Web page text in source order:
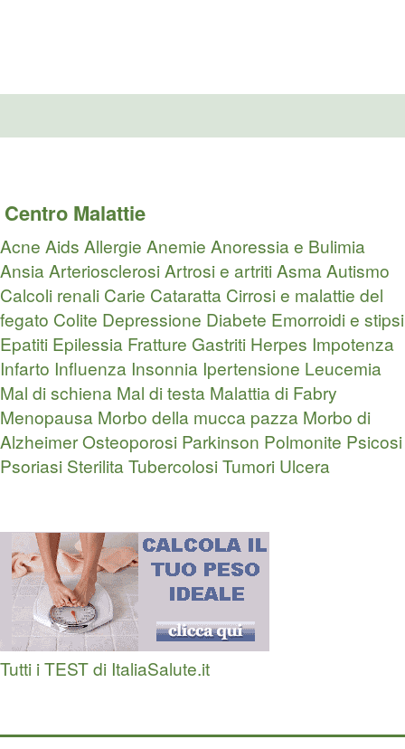
Centro Malattie
Acne Aids Allergie Anemie Anoressia e Bulimia
AnsiaArteriosclerosiArtrosi e artritiAsmaAutismo
Calcoli renali Carie Cataratta Cirrosi e malattie del
fegato Colite Depressione Diabete Emorroidi e stipsi
Epatiti Epilessia Fratture Gastriti Herpes Impotenza
Infarto Influenza Insonnia Ipertensione Leucemia
Mal di schiena Mal di testa Malattia di Fabry
Menopausa Morbo della mucca pazza Morbo di
AlzheimerOsteoporosi Parkinson Polmonite Psicosi
Psoriasi SterilitaTubercolosiTumori Ulcera
Tutti i TEST di ItaliaSalute.it